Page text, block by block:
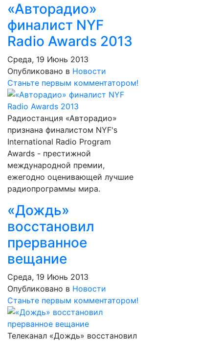
«Авторадио»
финалист NYF
Radio Awards 2013
Среда, 19 Июнь 2013
Опубликовано в Новости
Станьте первым комментатором!
Радиостанция «Авторадио»
признана финалистом NYF's
International Radio Program
Awards - престижной
международной премии,
ежегодно оценивающей лучшие
радиопрограммы мира.
«Дождь»
восстановил
прерванное
вещание
Среда, 19 Июнь 2013
Опубликовано в Новости
Станьте первым комментатором!
Телеканал «Дождь» восстановил